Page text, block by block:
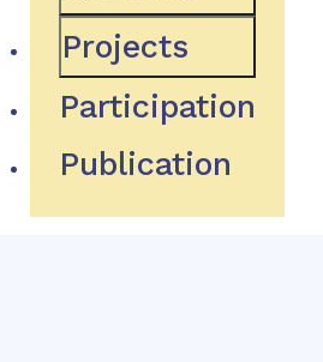
Projects
Participation
Publication
neexistuje